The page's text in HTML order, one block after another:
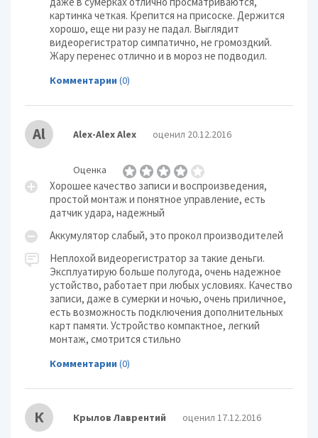
картинка четкая. Крепится на присоске. Держится
хорошо, еще ни разу не падал. Выглядит
видеорегистратор симпатично, не громоздкий.
Жару перенес отлично и в мороз не подводил.
Комментарии (0)
Al Alex-Alex Alex оценил 20.12.2016
Оценка
Хорошее качество записи и воспроизведения,
простой монтаж и понятное управление, есть
датчик удара, надежный
Аккумулятор слабый, это прокол производителей
Неплохой видеорегистратор за такие деньги.
Эксплуатирую больше полугода, очень надежное
устойство, работает при любых условиях. Качество
записи, даже в сумерки и ночью, очень приличное,
есть возможность подключения дополнительных
карт памяти. Устройство компактное, легкий
монтаж, смотрится стильно
Комментарии (0)
К Крылов Лаврентий оценил 17.12.2016